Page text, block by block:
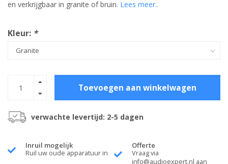
en verkrijgbaar in granite of bruin. Lees meer..
Kleur: *
Toevoegen aan winkelwagen
verwachte levertijd: 2-5 dagen
Inruil mogelijk
Ruil uw oude apparatuur in
Offerte
Vraag via
info@audioexpert.nl aan